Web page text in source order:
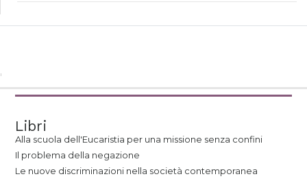
Libri
Alla scuola dell'Eucaristia per una missione senza confini
Il problema della negazione
Le nuove discriminazioni nella società contemporanea